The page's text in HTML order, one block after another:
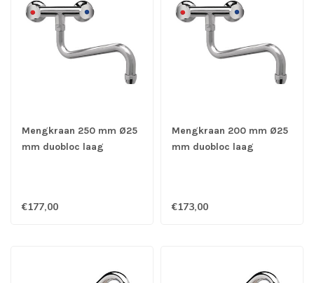
Mengkraan 250 mm Ø25
mm duobloc laag
€177,00
Mengkraan 200 mm Ø25
mm duobloc laag
€173,00